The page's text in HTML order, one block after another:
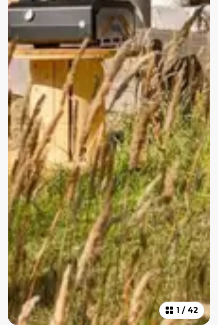
1 / 42